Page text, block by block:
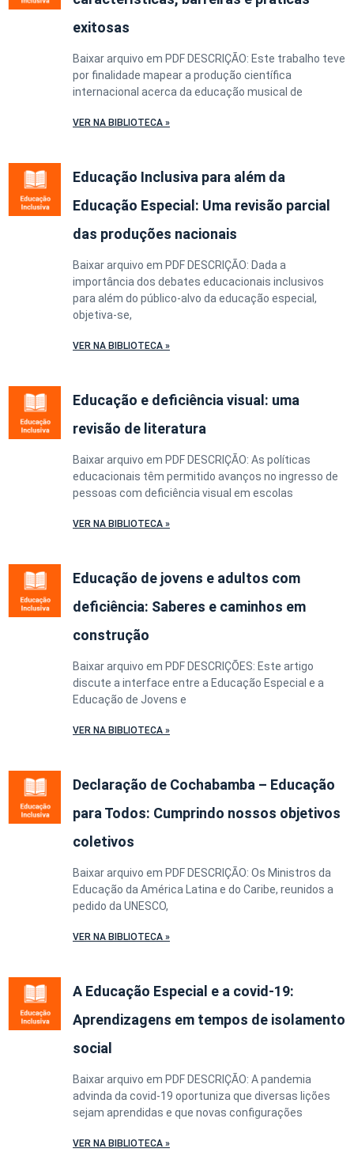
exitosas
Baixar arquivo em PDF DESCRIÇÃO: Este trabalho teve
por finalidade mapear a produção científica
internacional acerca da educação musical de
VER NA BIBLIOTECA »
Educação Inclusiva para além da
Educação Especial: Uma revisão parcial
das produções nacionais
Baixar arquivo em PDF DESCRIÇÃO: Dada a
importância dos debates educacionais inclusivos
para além do público-alvo da educação especial,
objetiva-se,
VER NA BIBLIOTECA »
Educação e deficiência visual: uma
revisão de literatura
Baixar arquivo em PDF DESCRIÇÃO: As políticas
educacionais têm permitido avanços no ingresso de
pessoas com deficiência visual em escolas
VER NA BIBLIOTECA »
Educação de jovens e adultos com
deficiência: Saberes e caminhos em
construção
Baixar arquivo em PDF DESCRIÇÕES: Este artigo
discute a interface entre a Educação Especial e a
Educação de Jovens e
VER NA BIBLIOTECA »
Declaração de Cochabamba – Educação
para Todos: Cumprindo nossos objetivos
coletivos
Baixar arquivo em PDF DESCRIÇÃO: Os Ministros da
Educação da América Latina e do Caribe, reunidos a
pedido da UNESCO,
VER NA BIBLIOTECA »
A Educação Especial e a covid-19:
Aprendizagens em tempos de isolamento
social
Baixar arquivo em PDF DESCRIÇÃO: A pandemia
advinda da covid-19 oportuniza que diversas lições
sejam aprendidas e que novas configurações
VER NA BIBLIOTECA »